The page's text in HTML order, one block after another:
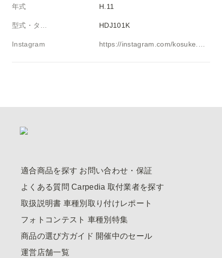
年式 H.11
HDJ101K
Instagram
適合商品を探す お問い合わせ・保証
よくある質問 Carpedia 取付業者を探す
取扱説明書 車種別取り付けレポート
フォトコンテスト 車種別特集
商品の選び方ガイド 開催中のセール
運営店舗一覧